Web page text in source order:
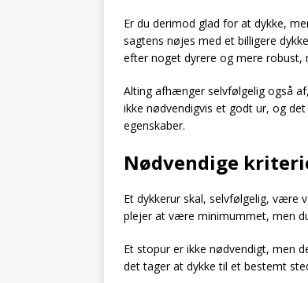
Er du derimod glad for at dykke,
sagtens nøjes med et billigere
efter noget dyrere og mere robust,
Alting afhænger selvfølgelig også
ikke nødvendigvis et godt ur, og
egenskaber.
Nødvendige
Et dykkerur skal, selvfølgelig, være
plejer at være minimummet, men
Et stopur er ikke nødvendigt, men
det tager at dykke til et bestemt